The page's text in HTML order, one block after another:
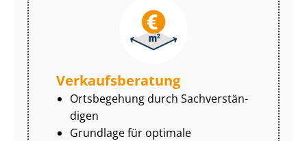
Ver­kaufs­be­ra­tung
Ortsbegehung durch Sach­ver­stän­
di­gen
Grundlage für optimale